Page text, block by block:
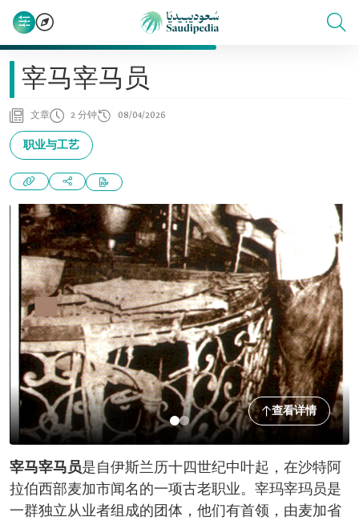
宰马宰马员
文章 2 分钟 08/04/2026
职业与工艺
查看详情
宰马宰马员是自伊斯兰历十四世纪中叶起，在沙特阿
拉伯西部麦加市闻名的一项古老职业。宰玛宰玛员是
一群独立从业者组成的团体，他们有首领，由麦加省